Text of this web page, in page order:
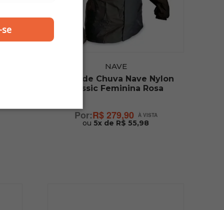
NAVE
Capa de Chuva Nave Nylon
Classic Feminina Rosa
R$ 279,90
ou5x de R$ 55,98